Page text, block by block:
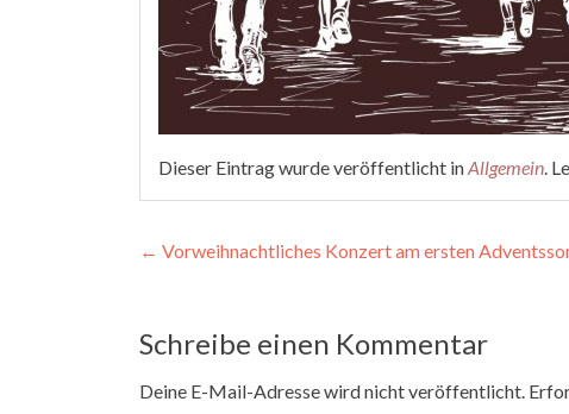
Dieser Eintrag wurde veröffentlicht inAllgemein.
Beitragsnavigation
← Vorweihnachtliches Konzert am ersten
Schreibe einen Kommentar
Deine E-Mail-Adresse wird nicht veröffentlicht.